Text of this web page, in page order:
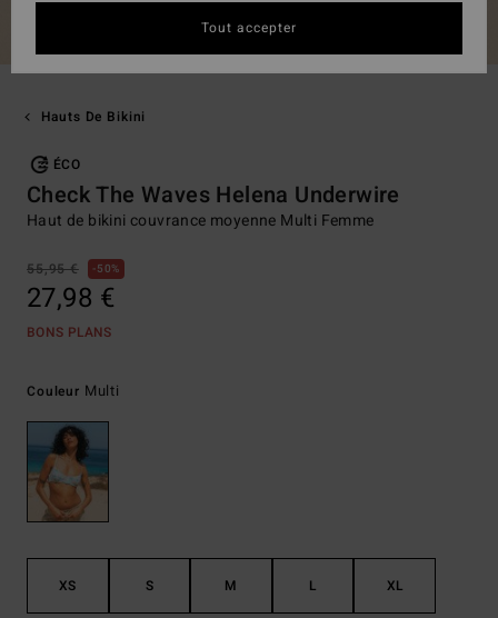
Hauts De Bikini
ÉCO
Check The Waves Helena Underwire
Haut de bikini couvrance moyenne Multi Femme
55,95 € 50%
27,98 €
BONS PLANS
Couleur Multi
XS S M L XL
Tout accepter